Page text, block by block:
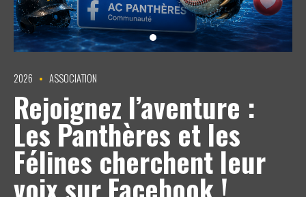
2026 ASSOCIATION
Rejoignez l’aventure :
Les Panthères et les
Félines cherchent leur
voix sur Facebook !